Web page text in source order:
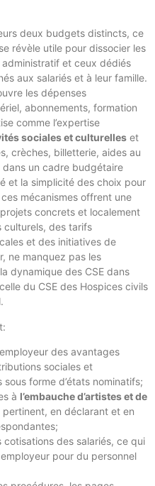
deux budgets distincts, ce
révèle utile pour dissocier les
et ceux dédiés
aux salariés et à leur famille.
les dépenses
abonnements, formation
comme l’expertise
sociales et culturelles et
crèches, billetterie, aides au
un cadre budgétaire
et la simplicité des choix pour
mécanismes offrent une
concrets et localement
culturels, des tarifs
et des initiatives de
ne manquez pas les
dynamique des CSE dans
du CSE des Hospices civils
des avantages
sociales et
forme d’états nominatifs;
à l’embauche d’artistes et de
pertinent, en déclarant et en
cotisations des salariés, ce qui
pour du personnel